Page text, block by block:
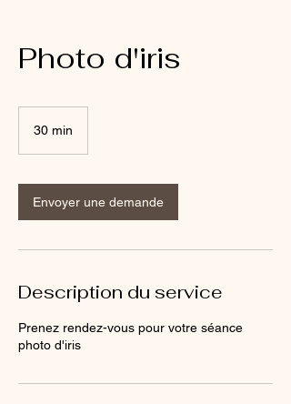
Photo d'iris
30 min
i
n
Envoyer une demande
Description du service
Prenez rendez-vous pour votre séance
photo d'iris